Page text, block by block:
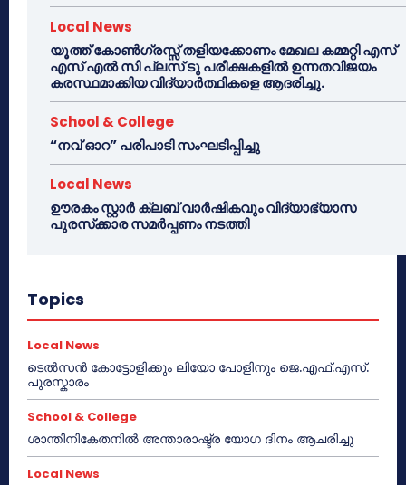
Local News
യൂത്ത് കോൺഗ്രസ്സ് തളിയക്കോണം മേഖല കമ്മറ്റി എസ്
എസ് എൽ സി പ്ലസ് ടു പരീക്ഷകളിൽ ഉന്നതവിജയം
കരസ്ഥമാക്കിയ വിദ്യാർത്ഥികളെ ആദരിച്ചു.
School & College
“നവ് ഓറ” പരിപാടി സംഘടിപ്പിച്ചു
Local News
ഊരകം സ്റ്റാർ ക്ലബ് വാർഷികവും വിദ്യാഭ്യാസ
പുരസ്‌ക്കാര സമർപ്പണം നടത്തി
Topics
Local News
ടെൽസൻ കോട്ടോളിക്കും ലിയോ പോളിനും ജെ.എഫ്.എസ്.
പുരസ്കാരം
School & College
ശാന്തിനികേതനിൽ അന്താരാഷ്ട്ര യോഗ ദിനം ആചരിച്ചു
Local News